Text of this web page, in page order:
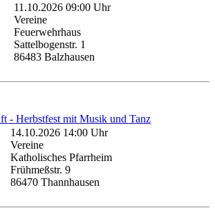
11.10.2026 09:00 Uhr
Vereine
Feuerwehrhaus
Sattelbogenstr. 1
86483 Balzhausen
- Herbstfest mit Musik und Tanz
14.10.2026 14:00 Uhr
Vereine
Katholisches Pfarrheim
Frühmeßstr. 9
86470 Thannhausen